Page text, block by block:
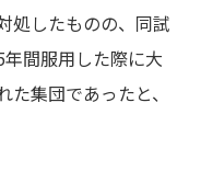
処したものの、同試
間服用した際に大
集団であったと、